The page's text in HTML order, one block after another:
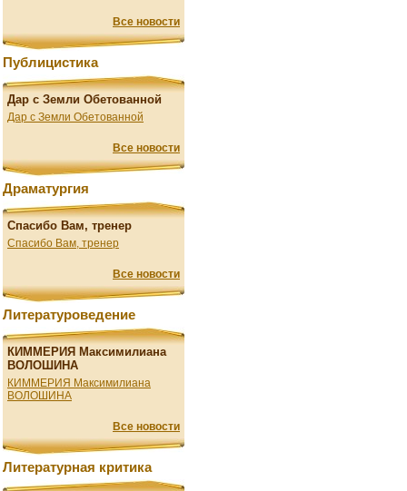
Все новости
Публицистика
Дар с Земли Обетованной
Дар с Земли Обетованной
Все новости
Драматургия
Спасибо Вам, тренер
Спасибо Вам, тренер
Все новости
Литературоведение
КИММЕРИЯ Максимилиана
ВОЛОШИНА
КИММЕРИЯ Максимилиана
ВОЛОШИНА
Все новости
Литературная критика